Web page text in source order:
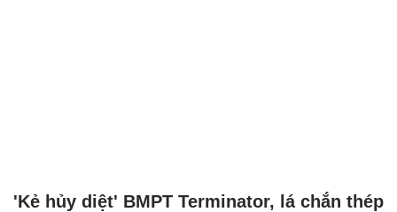
'Kẻ hủy diệt' BMPT Terminator, lá chắn thép